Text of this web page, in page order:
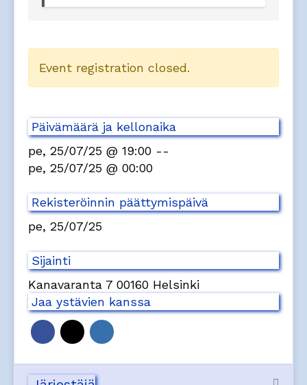
Event registration closed.
Päivämäärä ja kellonaika
pe, 25/07/25 @ 19:00 --
pe, 25/07/25 @ 00:00
Rekisteröinnin päättymispäivä
pe, 25/07/25
Sijainti
Kanavaranta 7 00160 Helsinki
Jaa ystävien kanssa